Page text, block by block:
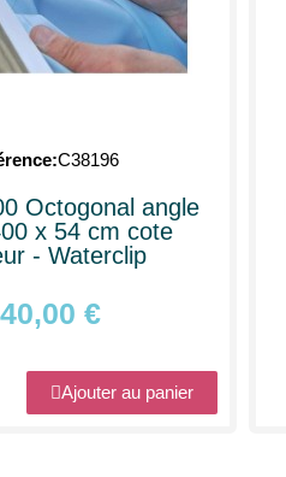
C38196
Octogonal angle
x 54 cm cote
- Waterclip
€
Ajouter au panier